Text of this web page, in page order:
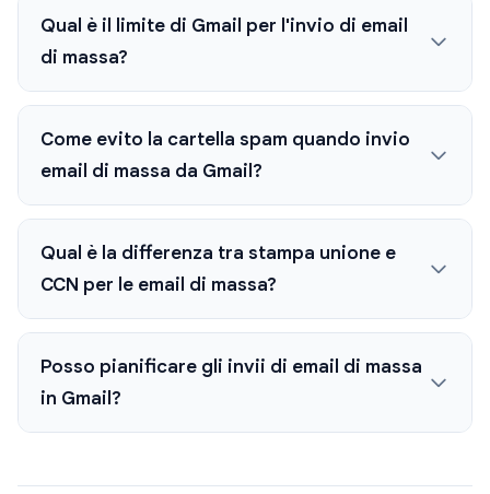
Qual è il limite di Gmail per l'invio di email
di massa?
Come evito la cartella spam quando invio
email di massa da Gmail?
Qual è la differenza tra stampa unione e
CCN per le email di massa?
Posso pianificare gli invii di email di massa
in Gmail?